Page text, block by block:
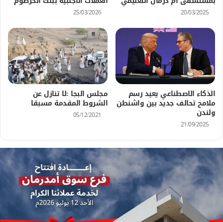
20/03/2025
25/03/2026
الذكاء الاصطناعي يعيد رسم
ملامح تحالف جديد بين واشنطن
ولندن
21/09/2025
مجلس البجا :لا تنازل عن
الشروط المقدمة مسبقا
05/12/2021